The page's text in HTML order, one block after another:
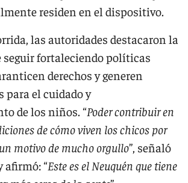
residen en el dispositivo.
las autoridades destacaron la
fortaleciendo políticas
derechos y generen
para el cuidado y
de los niños. “Poder contribuir en
de cómo viven los chicos por
motivo de mucho orgullo”, señaló
afirmó: “Este es el Neuquén que tiene